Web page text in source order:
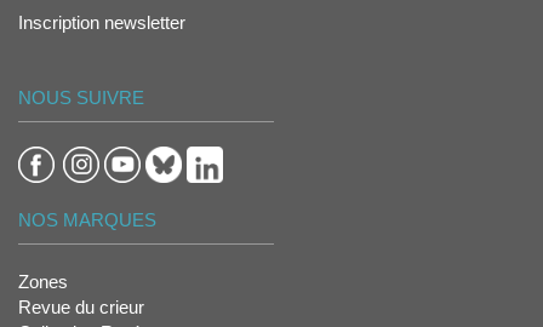
Inscription newsletter
NOUS SUIVRE
NOS MARQUES
Zones
Revue du crieur